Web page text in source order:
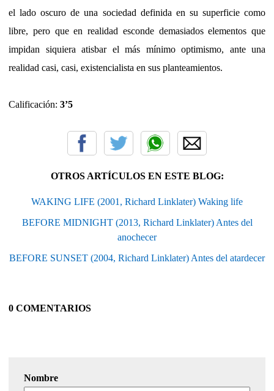
el lado oscuro de una sociedad definida en su superficie como
libre, pero que en realidad esconde demasiados elementos que
impidan siquiera atisbar el más mínimo optimismo, ante una
realidad casi, casi, existencialista en sus planteamientos.
Calificación: 3’5
OTROS ARTÍCULOS EN ESTE BLOG:
WAKING LIFE (2001, Richard Linklater) Waking life
BEFORE MIDNIGHT (2013, Richard Linklater) Antes del
anochecer
BEFORE SUNSET (2004, Richard Linklater) Antes del atardecer
0 COMENTARIOS
Nombre